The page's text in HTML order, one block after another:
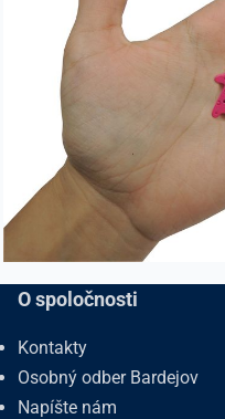
O spoločnosti
Kontakty
Osobný odber Bardejov
Napíšte nám